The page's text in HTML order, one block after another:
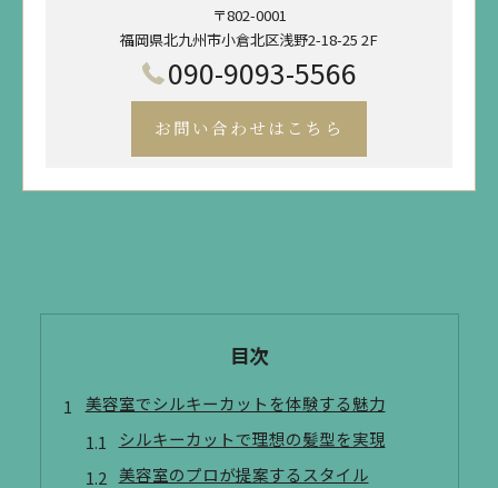
〒802-0001
福岡県北九州市小倉北区浅野2-18-25 2F
090-9093-5566
お問い合わせはこちら
目次
美容室でシルキーカットを体験する魅力
シルキーカットで理想の髪型を実現
美容室のプロが提案するスタイル